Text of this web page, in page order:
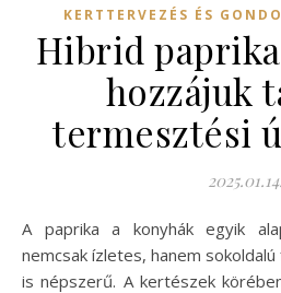
KERTTERVEZÉS ÉS
Hibrid
hozzájuk
termesztési
2025.01.14.
A paprika a konyhák egyik alapvető zöldsége, amely
nemcsak ízletes, hanem
is népszerű. A kertészek